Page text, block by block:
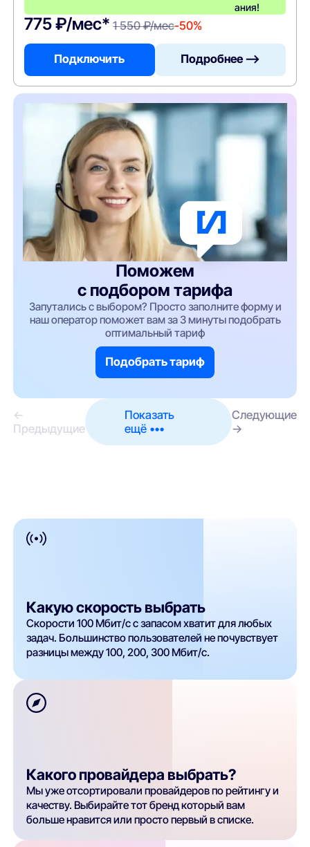
ания!
775 ₽/мес* 1 550 ₽/мес-50%
Подключить Подробнее —>
Поможем
с подбором тарифа
Запутались с выбором? Просто заполните форму и
наш оператор поможет вам за 3 минуты подобрать
оптимальный тариф
Подобрать тариф
←
Предыдущие
Показать
ещё •••
Следующие
→
Какую скорость выбрать
Скорости 100 Мбит/с с запасом хватит для любых
задач. Большинство пользователей не почувствует
разницы между 100, 200, 300 Мбит/с.
Какого провайдера выбрать?
Мы уже отсортировали провайдеров по рейтингу и
качеству. Выбирайте тот бренд который вам
больше нравится или просто первый в списке.